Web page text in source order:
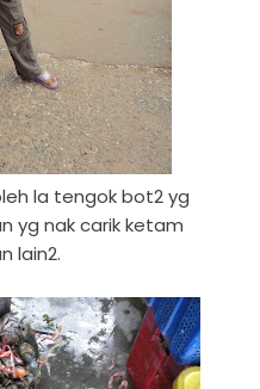
la tengok bot2 yg
yg nak carik ketam
lain2.